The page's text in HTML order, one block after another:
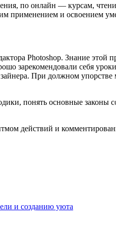
по онлайн — курсам,
применением и освоением
Photoshop. Знание этой
зарекомендовали себя
При должном
понять основные законы
действий и
и созданию уюта